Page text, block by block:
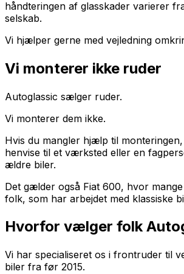
håndteringen af glasskader varierer
selskab.
Vi hjælper gerne med vejledning
Vi monterer ikke ruder
Autoglassic sælger ruder.
Vi monterer dem ikke.
Hvis du mangler hjælp til
henvise til et værksted eller en
ældre biler.
Det gælder også Fiat 600, hvor
folk, som har arbejdet med klassiske
Hvorfor vælger folk
Vi har specialiseret os i frontruder til
biler fra før 2015.